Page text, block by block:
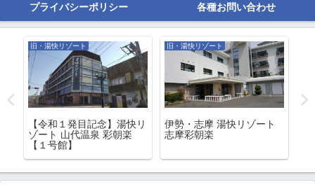
プライバシーポリシー 各種お問い合わせ
旧・湯快リゾート
【令和１発目記念】湯快リ
ゾート 山代温泉 彩朝楽
【１号館】
旧・湯快リゾート
伊勢・志摩 湯快リゾート
志摩彩朝楽